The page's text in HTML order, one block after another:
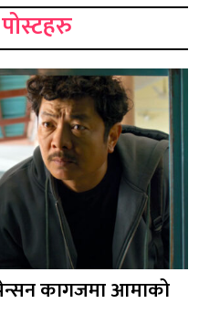
पेन्सन कागजमा आमाको